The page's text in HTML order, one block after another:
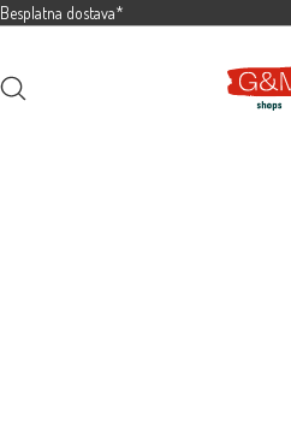
Besplatna dostava*